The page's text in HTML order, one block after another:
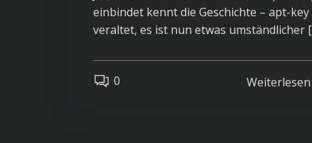
einbindet kennt die Geschichte – apt-
veraltet, es ist nun etwas umständlicher
0 Weiterlesen